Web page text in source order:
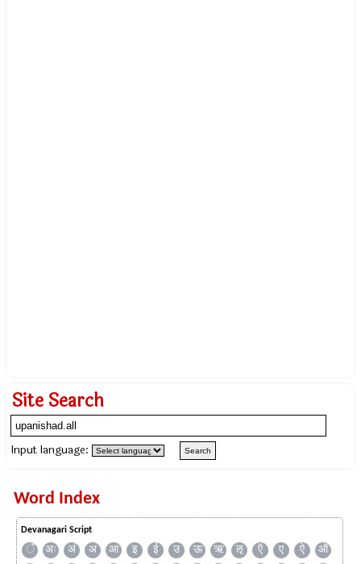
Site Search
Input language:
Word Index
Devanagari Script
ँ अः अं अ आ इ ई उ ऊ ऋ ऌ ऍ ए ऐ
ऑ